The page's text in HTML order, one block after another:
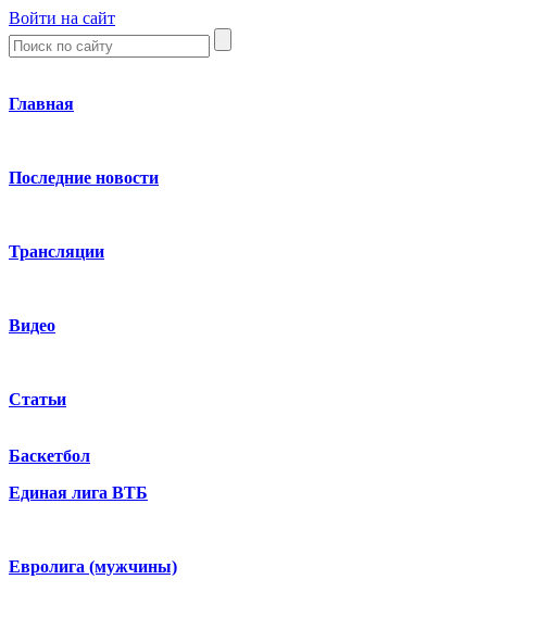
Войти на сайт
Главная
Последние новости
Трансляции
Видео
Статьи
Баскетбол
Единая лига ВТБ
Евролига (мужчины)